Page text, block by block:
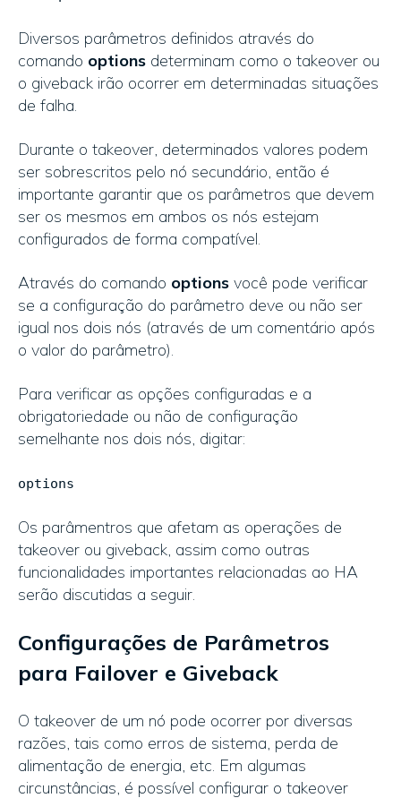
Diversos parâmetros definidos através do
comando options determinam como o takeover ou
o giveback irão ocorrer em determinadas situações
de falha.
Durante o takeover, determinados valores podem
ser sobrescritos pelo nó secundário, então é
importante garantir que os parâmetros que devem
ser os mesmos em ambos os nós estejam
configurados de forma compatível.
Através do comando options você pode verificar
se a configuração do parâmetro deve ou não ser
igual nos dois nós (através de um comentário após
o valor do parâmetro).
Para verificar as opções configuradas e a
obrigatoriedade ou não de configuração
semelhante nos dois nós, digitar:
options
Os parâmentros que afetam as operações de
takeover ou giveback, assim como outras
funcionalidades importantes relacionadas ao HA
serão discutidas a seguir.
Configurações de Parâmetros
para Failover e Giveback
O takeover de um nó pode ocorrer por diversas
razões, tais como erros de sistema, perda de
alimentação de energia, etc. Em algumas
circunstâncias, é possível configurar o takeover